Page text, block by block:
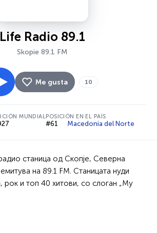
Life Radio 89.1
Skopie 89.1 FM
Me gusta 10
MUNDIALPOSICIÓN EN EL PAÍS
#61 Macedonia del Norte
станица од Скопје, Северна
на 89.1 FM. Станицата нуди
и топ 40 хитови, со слоган „My